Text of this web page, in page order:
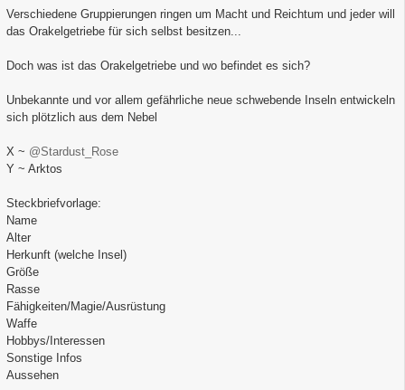
Verschiedene Gruppierungen ringen um Macht und Reichtum und jeder will
das Orakelgetriebe für sich selbst besitzen...
Doch was ist das Orakelgetriebe und wo befindet es sich?
Unbekannte und vor allem gefährliche neue schwebende Inseln entwickeln
sich plötzlich aus dem Nebel
X ~ @Stardust_Rose
Y ~ Arktos
Steckbriefvorlage:
Name
Alter
Herkunft (welche Insel)
Größe
Rasse
Fähigkeiten/Magie/Ausrüstung
Waffe
Hobbys/Interessen
Sonstige Infos
Aussehen